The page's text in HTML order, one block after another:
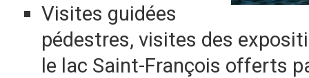
Visites guidées
pédestres, visites des
le lac Saint-François offerts